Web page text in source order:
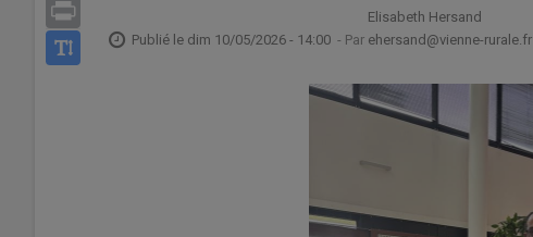
Publié le dim 10/05/2026 - 14:00 - Par
Elisabeth Hersand
ehersand@vienne-rurale.fr